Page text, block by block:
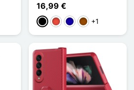
16,99 €
PretoVermelhoAzul Escuro
Castanho
+1